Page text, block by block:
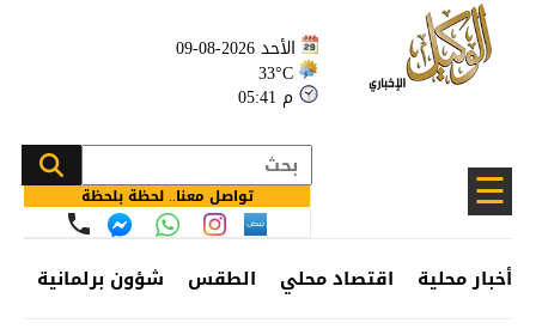
الأحد 2026-08-09
33°C
05:41 م
☰ تواصل معنا.. لحظة بلحظة
أخبار محلية اقتصاد محلي الطقس شؤون برلمانية